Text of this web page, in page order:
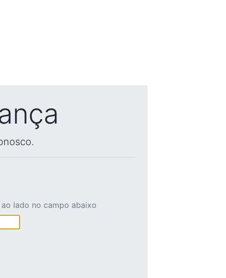
lado no campo abaixo